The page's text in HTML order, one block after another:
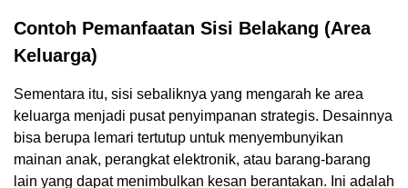
Contoh Pemanfaatan Sisi Belakang (Area
Keluarga)
Sementara itu, sisi sebaliknya yang mengarah ke area
keluarga menjadi pusat penyimpanan strategis. Desainnya
bisa berupa lemari tertutup untuk menyembunyikan
mainan anak, perangkat elektronik, atau barang-barang
lain yang dapat menimbulkan kesan berantakan. Ini adalah